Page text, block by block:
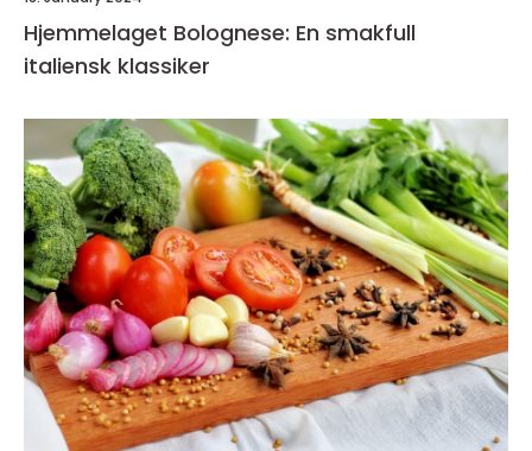
Hjemmelaget Bolognese: En smakfull
italiensk klassiker